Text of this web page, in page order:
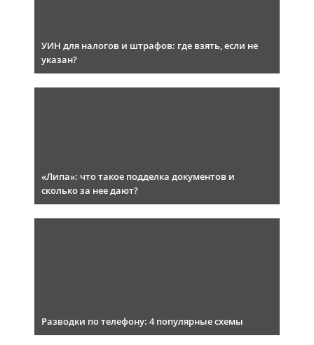
УИН для налогов и штрафов: где взять, если не
указан?
«Липа»: что такое подделка документов и
сколько за нее дают?
Разводки по телефону: 4 популярные схемы